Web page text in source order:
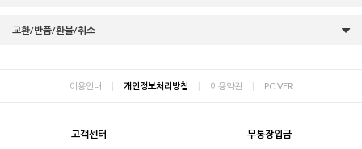
교환/반품/환불/취소
이용안내 개인정보처리방침 이용약관 PC VER
고객센터 무통장입금